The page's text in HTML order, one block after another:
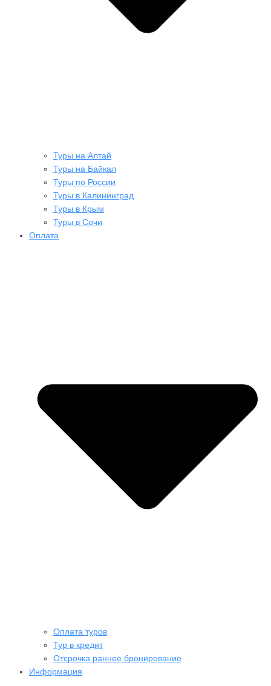
Туры на Алтай
Туры на Байкал
Туры по России
Туры в Калининград
Туры в Крым
Туры в Сочи
Оплата
Оплата туров
Тур в кредит
Отсрочка раннее бронирование
Информация